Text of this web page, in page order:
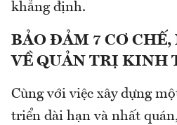
khẳng định.
BẢO ĐẢM 7 CƠ CHẾ,
VỀ QUẢN TRỊ KINH
Cùng với việc xây dựng
triển dài hạn và nhất